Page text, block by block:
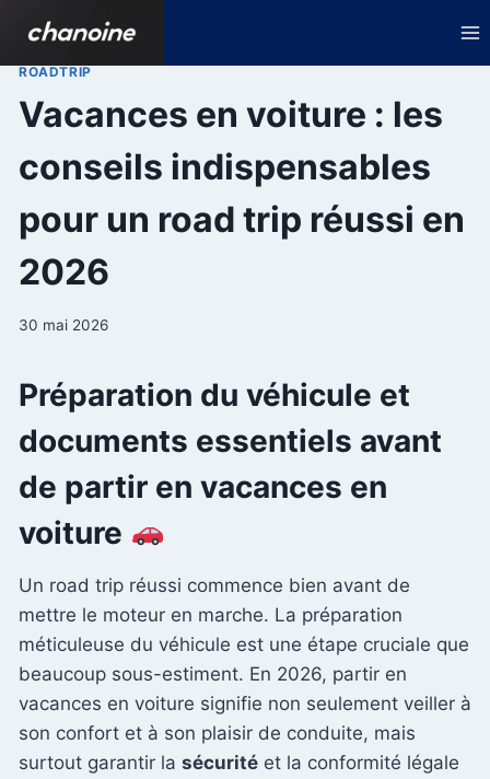
contenu
ROADTRIP
Vacances en voiture : les
conseils indispensables
pour un road trip réussi en
2026
30 mai 2026
Préparation du véhicule et
documents essentiels avant
de partir en vacances en
voiture
Un road trip réussi commence bien avant de
mettre le moteur en marche. La préparation
méticuleuse du véhicule est une étape cruciale que
beaucoup sous-estiment. En 2026, partir en
vacances en voiture signifie non seulement veiller à
son confort et à son plaisir de conduite, mais
surtout garantir la sécurité et la conformité légale